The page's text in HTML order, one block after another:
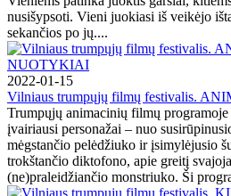
nusišypsoti. Vieni juokiasi iš veikėjo
sekančios po jų....
2022-01-15
Vilniaus trumpųjų filmų festivalis.
Trumpųjų animacinių filmų programoje
įvairiausi personažai – nuo
mėgstančio pelėdžiuko ir įsimylėjusio
trokštančio diktofono, apie greitį
(ne)praleidžiančio monstriuko. Ši